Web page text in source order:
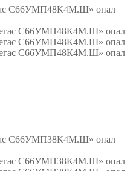
С66УМП48К4М.Ш» опал
С66УМП38К4М.Ш» опал